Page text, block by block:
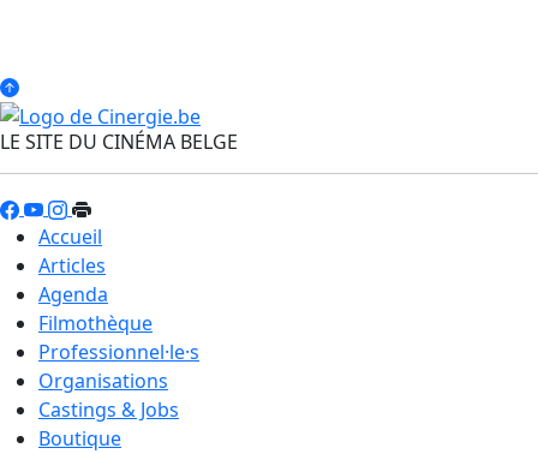
LE SITE DU CINÉMA BELGE
Accueil
Articles
Agenda
Filmothèque
Professionnel·le·s
Organisations
Castings & Jobs
Boutique